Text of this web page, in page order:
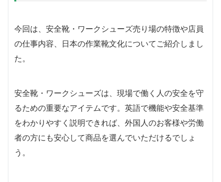
今回は、安全靴・ワークシューズ売り場の特徴や店員
の仕事内容、日本の作業靴文化についてご紹介しまし
た。
安全靴・ワークシューズは、現場で働く人の安全を守
るための重要なアイテムです。英語で機能や安全基準
をわかりやすく説明できれば、外国人のお客様や労働
者の方にも安心して商品を選んでいただけるでしょ
う。